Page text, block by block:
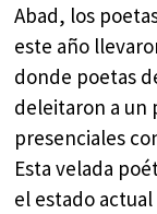
Abad, los
este año
donde poetas
deleitaron a un
presenciales
Esta velada
el estado